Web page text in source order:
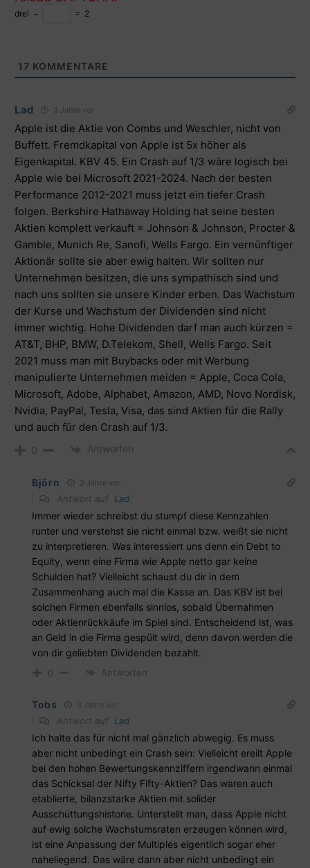
drei − = 2
17 KOMMENTARE
Lad 3 Jahre vor
Apple ist die Aktie von Combs und Weschler, nicht von
Buffett. Fremdkapital von Apple ist 5x höher als
Eigenkapital. KBV 45. Ein Crash auf 1/3 wäre logisch bei
Apple wie bei Microsoft 2021-2024. Nach der besten
Performance 2012-2021 muss jetzt ein tiefer Crash
folgen. Berkshire Hathaway Holding hat seine besten
Aktien komplett verkauft = Johnson & Johnson, Procter &
Gamble, Munich Re, Sanofi, Wells Fargo. Ein vernünftiger
Aktionär sollte sie aber ewig halten. Wir sollten nur
Unternehmen besitzen, die uns sympathisch sind und
nach uns sollten sie unsere Kinder erben. Das Wachstum
der Kurse und Wachstum der Dividenden sind nicht
immer wichtig. Hohe Dividenden darf man auch kürzen =
AT&T, BHP, BMW, D.Telekom, Shell, Wells Fargo. Seit
2021 muss man mit Buybacks oder mit Werbung
manipulierte Unternehmen meiden = Apple, Coca Cola,
Microsoft, Adobe, Alphabet, Amazon, AMD, Novo Nordisk,
Nvidia, PayPal, Tesla, Visa, das sind Aktien für die Rally
und auch für den Crash auf 1/3.
0 Antworten
Björn 3 Jahre vor
Antwort auf Lad
Immer wieder schreibst du stumpf diese Kennzahlen
runter und verstehst sie nicht einmal bzw. weißt sie nicht
zu interpretieren. Was interessiert uns denn ein Debt to
Equity, wenn eine Firma wie Apple netto gar keine
Schulden hat? Vielleicht schaust du dir in dem
Zusammenhang auch mal die Kasse an. Das KBV ist bei
solchen Firmen ebenfalls sinnlos, sobald Übernahmen
oder Aktienrückkäufe im Spiel sind. Entscheidend ist, was
an Geld in die Firma gespült wird, denn davon werden die
von dir geliebten Dividenden bezahlt.
0 Antworten
Tobs 3 Jahre vor
Antwort auf Lad
Ich halte das für nicht mal gänzlich abwegig. Es muss
aber nicht unbedingt ein Crash sein: Vielleicht ereilt Apple
bei den hohen Bewertungskennziffern irgendwann einmal
das Schicksal der Nifty Fifty-Aktien? Das waren auch
etablierte, bilanzstarke Aktien mit solider
Ausschüttungshistorie. Unterstellt man, dass Apple nicht
auf ewig solche Wachstumsraten erzeugen können wird,
ist eine Anpassung der Multiples eigentlich sogar eher
naheliegend. Das wäre dann aber nicht unbedingt ein